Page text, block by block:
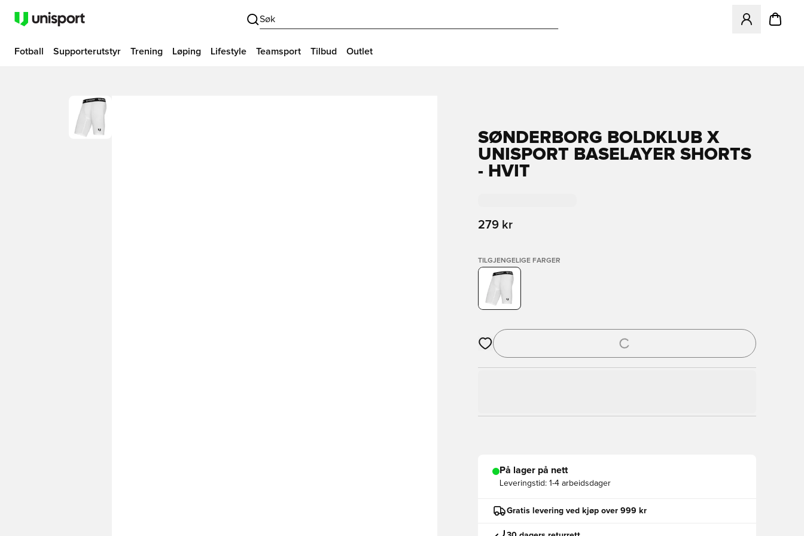
Søk
Åpner en
Fotball Supporterutstyr Trening Løping Lifestyle Teamsport Tilbud Outlet
SØNDERBORG BOLDKLUB X
UNISPORT BASELAYER SHORTS
- HVIT
279 kr
TILGJENGELIGE FARGER
Åpner en Modal for å logge inn eller registrere deg som medlem
På lager på nett
Leveringstid: 1-4 arbeidsdager
Gratis levering ved kjøp over 999 kr